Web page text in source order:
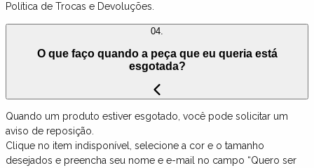
Política de Trocas e Devoluções.
04.
O que faço quando a peça que eu queria está
esgotada?
Quando um produto estiver esgotado, você pode solicitar um
aviso de reposição.
Clique no item indisponível, selecione a cor e o tamanho
desejados e preencha seu nome e e-mail no campo “Quero ser